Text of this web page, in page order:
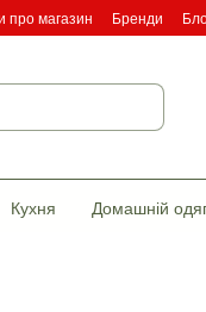
про магазин Бренди
Кухня Домашній